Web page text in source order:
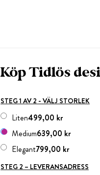
Köp Tidlös
STEG 1 AV 2 - VÄLJ STORLEK
499,00 kr
Liten
639,00 kr
Medium
799,00 kr
Elegant
STEG 2 – LEVERANSADRESS